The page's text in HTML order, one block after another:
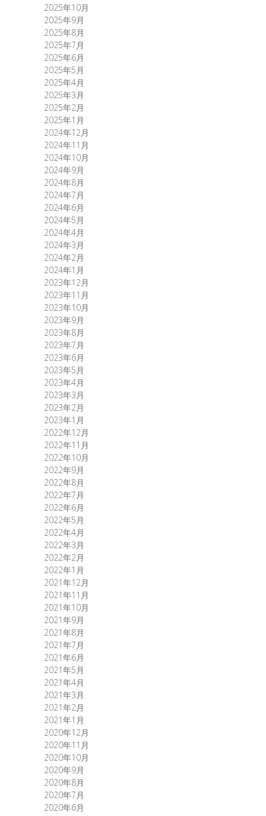
2025年10月
2025年9月
2025年8月
2025年7月
2025年6月
2025年5月
2025年4月
2025年3月
2025年2月
2025年1月
2024年12月
2024年11月
2024年10月
2024年9月
2024年8月
2024年7月
2024年6月
2024年5月
2024年4月
2024年3月
2024年2月
2024年1月
2023年12月
2023年11月
2023年10月
2023年9月
2023年8月
2023年7月
2023年6月
2023年5月
2023年4月
2023年3月
2023年2月
2023年1月
2022年12月
2022年11月
2022年10月
2022年9月
2022年8月
2022年7月
2022年6月
2022年5月
2022年4月
2022年3月
2022年2月
2022年1月
2021年12月
2021年11月
2021年10月
2021年9月
2021年8月
2021年7月
2021年6月
2021年5月
2021年4月
2021年3月
2021年2月
2021年1月
2020年12月
2020年11月
2020年10月
2020年9月
2020年8月
2020年7月
2020年6月